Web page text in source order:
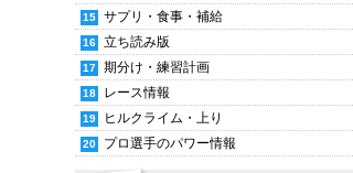
サプリ・食事・補給
立ち読み版
期分け・練習計画
レース情報
ヒルクライム・上り
プロ選手のパワー情報